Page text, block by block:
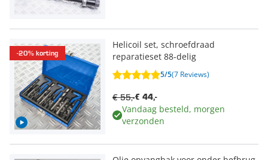
-20% korting
Helicoil set, schroefdraad
reparatieset 88-delig
5/5(7 Reviews)
€ 44,-
€ 55,-
Vandaag besteld, morgen
verzonden